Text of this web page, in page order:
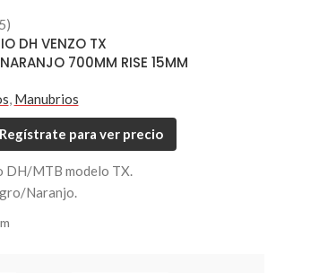
DH VENZO TX
700MM RISE 15MM
Manubrios
para ver precio
DH/MTB modelo TX.
Naranjo.